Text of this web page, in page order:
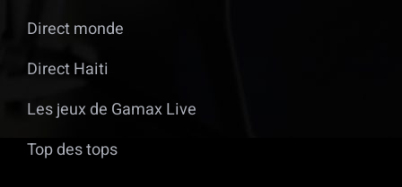
Direct monde
Direct Haiti
Les jeux de Gamax Live
Top des tops